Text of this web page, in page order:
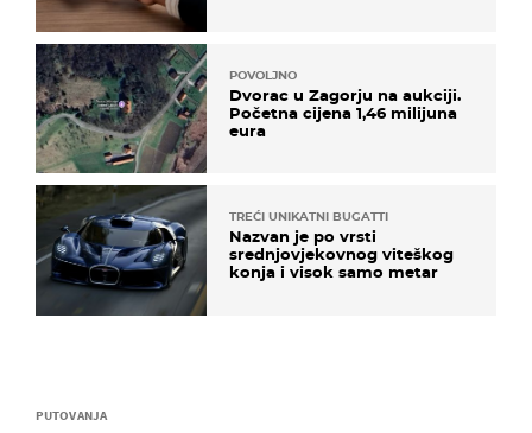
PUTOVANJA
POVOLJNO
Dvorac u Zagorju na aukciji.
Početna cijena 1,46 milijuna
eura
TREĆI UNIKATNI BUGATTI
Nazvan je po vrsti
srednjovjekovnog viteškog
konja i visok samo metar